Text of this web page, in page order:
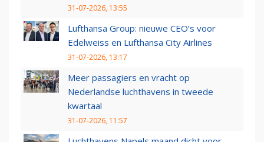
31-07-2026, 13:55
Lufthansa Group: nieuwe CEO’s voor
Edelweiss en Lufthansa City Airlines
31-07-2026, 13:17
Meer passagiers en vracht op
Nederlandse luchthavens in tweede
kwartaal
31-07-2026, 11:57